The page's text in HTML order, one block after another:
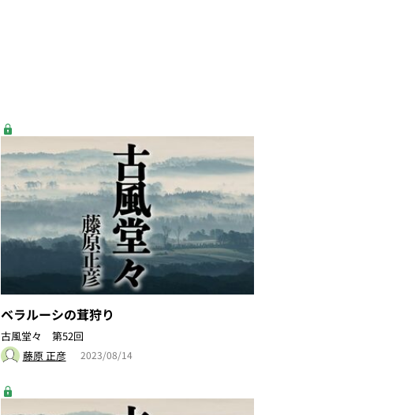
ベラルーシの茸狩り
古風堂々 第52回
藤原 正彦
2023/08/14